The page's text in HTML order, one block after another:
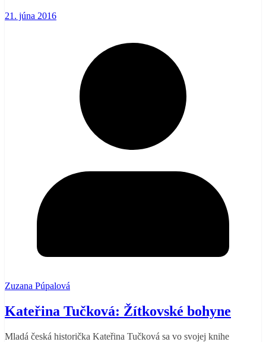
21. júna 2016
Zuzana Púpalová
Kateřina Tučková: Žítkovské bohyne
Mladá česká historička Kateřina Tučková sa vo svojej knihe